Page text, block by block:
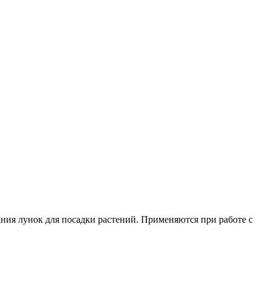
лунок для посадки растений. Применяются при работе с